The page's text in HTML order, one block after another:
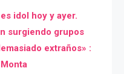
idol hoy y ayer.
surgiendo grupos
extraños» :